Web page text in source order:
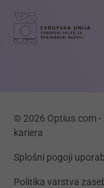
© 2026 Optius.com -
kariera
Splošni pogoji
Politika varstva